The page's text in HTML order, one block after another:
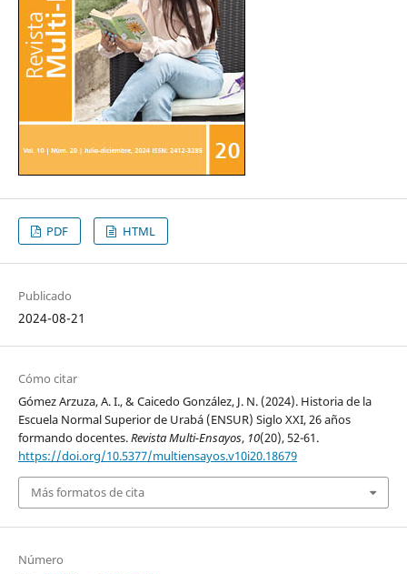
PDF HTML
Publicado
2024-08-21
Cómo citar
Gómez Arzuza, A. I., & Caicedo González, J. N. (2024). Historia de la
Escuela Normal Superior de Urabá (ENSUR) Siglo XXI, 26 años
formando docentes.Revista Multi-Ensayos, 10(20), 52-61.
https://doi.org/10.5377/multiensayos.v10i20.18679
Más formatos de cita
Número